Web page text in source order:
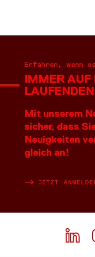
Erfahren, wenn
IMMER AUF
Mit unserem
sicher, dass
Neuigkeiten
gleich an!
JETZT